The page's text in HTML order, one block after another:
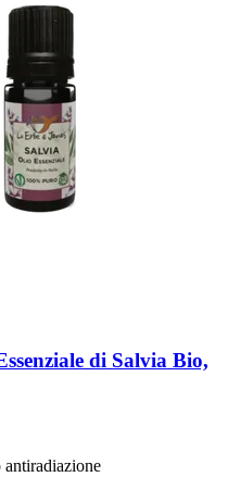
di Salvia Bio,